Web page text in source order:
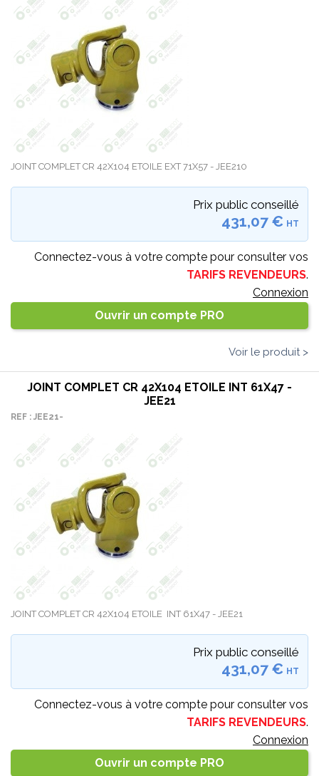
JOINT COMPLET CR 42X104 ETOILE EXT 71X57 - JEE210
Prix public conseillé
431,07 € HT
Connectez-vous à votre compte pour consulter vos
TARIFS REVENDEURS.
Connexion
Ouvrir un compte PRO
Voir le produit >
JOINT COMPLET CR 42X104 ETOILE INT 61X47 -
JEE21
REF : JEE21-
JOINT COMPLET CR 42X104 ETOILE INT 61X47 - JEE21
Prix public conseillé
431,07 € HT
Connectez-vous à votre compte pour consulter vos
TARIFS REVENDEURS.
Connexion
Ouvrir un compte PRO